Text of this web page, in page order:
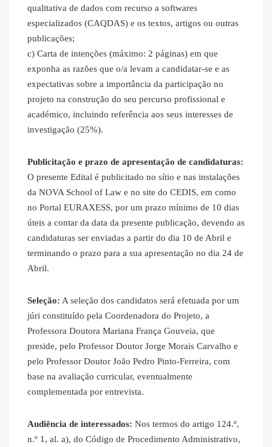
qualitativa de dados com recurso a softwares
especializados (CAQDAS) e os textos, artigos ou outras
publicações;
c) Carta de intenções (máximo: 2 páginas) em que
exponha as razões que o/a levam a candidatar-se e as
expectativas sobre a importância da participação no
projeto na construção do seu percurso profissional e
académico, incluindo referência aos seus interesses de
investigação (25%).
Publicitação e prazo de apresentação de candidaturas:
O presente Edital é publicitado no sítio e nas instalações
da NOVA School of Law e no site do CEDIS, em como
no Portal EURAXESS, por um prazo mínimo de 10 dias
úteis a contar da data da presente publicação, devendo as
candidaturas ser enviadas a partir do dia 10 de Abril e
terminando o prazo para a sua apresentação no dia 24 de
Abril.
Seleção: A seleção dos candidatos será efetuada por um
júri constituído pela Coordenadora do Projeto, a
Professora Doutora Mariana França Gouveia, que
preside, pelo Professor Doutor Jorge Morais Carvalho e
pelo Professor Doutor João Pedro Pinto-Ferreira, com
base na avaliação curricular, eventualmente
complementada por entrevista.
Audiência de interessados: Nos termos do artigo 124.º,
n.º 1, al. a), do Código de Procedimento Administrativo,